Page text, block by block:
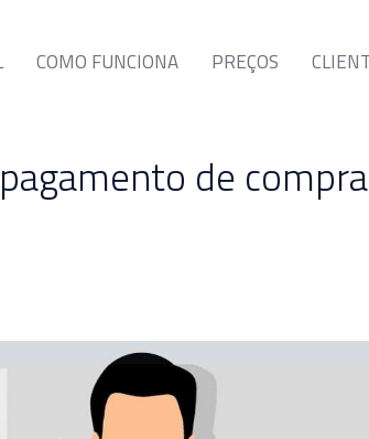
COMO FUNCIONA PREÇOS
de